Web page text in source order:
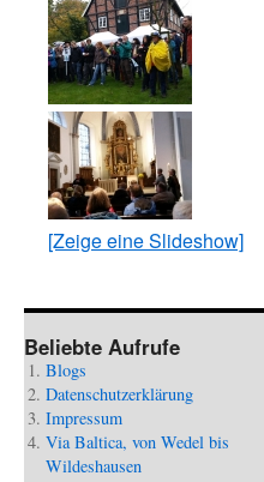
[Zeige eine Slideshow]
Beliebte Aufrufe
Blogs
Datenschutzerklärung
Impressum
Via Baltica, von Wedel bis
Wildeshausen